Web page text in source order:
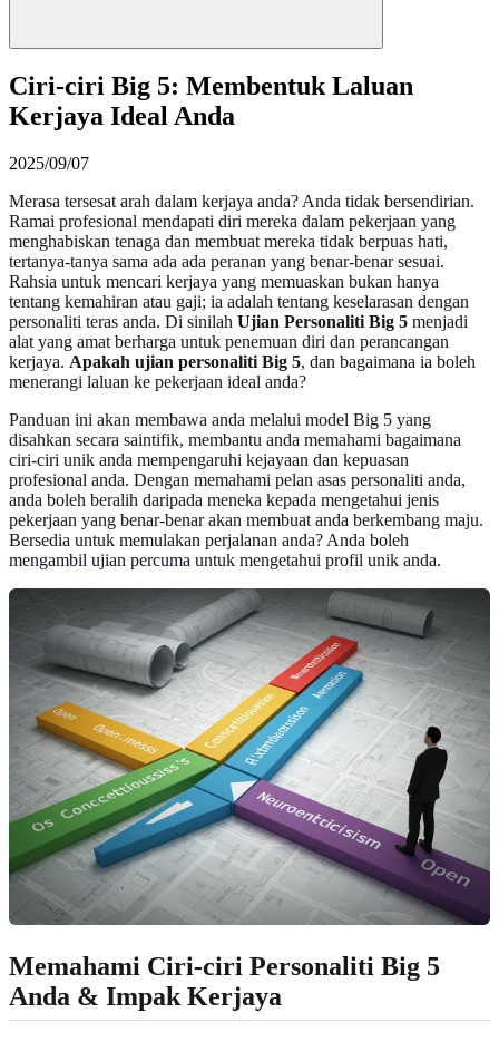
Ciri-ciri Big 5: Membentuk Laluan
Kerjaya Ideal Anda
2025/09/07
Merasa tersesat arah dalam kerjaya anda? Anda tidak bersendirian.
Ramai profesional mendapati diri mereka dalam pekerjaan yang
menghabiskan tenaga dan membuat mereka tidak berpuas hati,
tertanya-tanya sama ada ada peranan yang benar-benar sesuai.
Rahsia untuk mencari kerjaya yang memuaskan bukan hanya
tentang kemahiran atau gaji; ia adalah tentang keselarasan dengan
personaliti teras anda. Di sinilah Ujian Personaliti Big 5 menjadi
alat yang amat berharga untuk penemuan diri dan perancangan
kerjaya. Apakah ujian personaliti Big 5, dan bagaimana ia boleh
menerangi laluan ke pekerjaan ideal anda?
Panduan ini akan membawa anda melalui model Big 5 yang
disahkan secara saintifik, membantu anda memahami bagaimana
ciri-ciri unik anda mempengaruhi kejayaan dan kepuasan
profesional anda. Dengan memahami pelan asas personaliti anda,
anda boleh beralih daripada meneka kepada mengetahui jenis
pekerjaan yang benar-benar akan membuat anda berkembang maju.
Bersedia untuk memulakan perjalanan anda? Anda boleh
mengambil ujian percuma untuk mengetahui profil unik anda.
Memahami Ciri-ciri Personaliti Big 5
Anda & Impak Kerjaya